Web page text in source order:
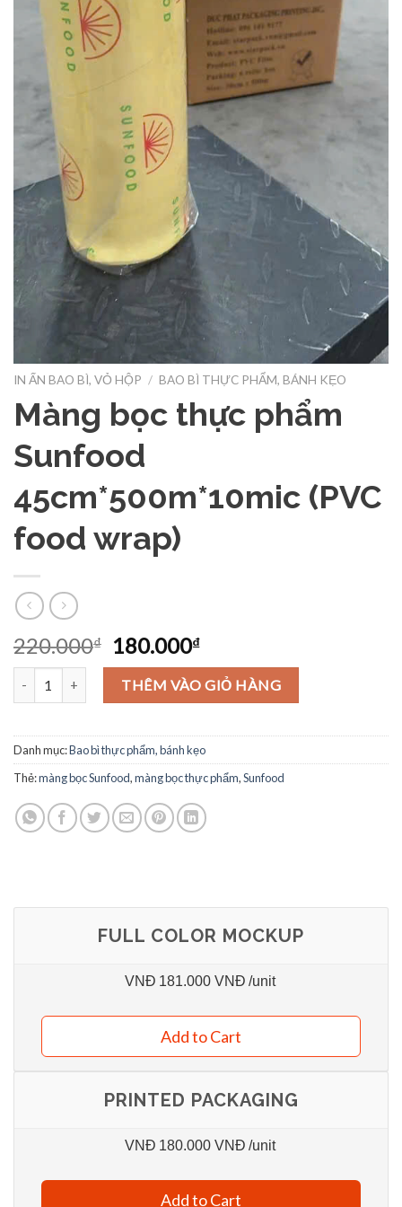
IN ẤN BAO BÌ, VỎ HỘP / BAO BÌ THỰC PHẨM, BÁNH KẸO
Màng bọc thực phẩm
Sunfood
45cm*500m*10mic (PVC
food wrap)
220.000₫
Giá
gốc
là:
220.000₫.
180.000₫Giá
hiện
tại
là:
180.000₫.
Màng bọc thực phẩm Sunfood 45cm*500m*10mic (PVC food wrap)
THÊM VÀO GIỎ HÀNG
Danh mục:Bao bì thực phẩm, bánh kẹo
Thẻ:màng bọc Sunfood,màng bọc thực phẩm,Sunfood
FULL COLOR MOCKUP
VNĐ 181.000 VNĐ /unit
Add to Cart
PRINTED PACKAGING
VNĐ 180.000 VNĐ /unit
Add to Cart